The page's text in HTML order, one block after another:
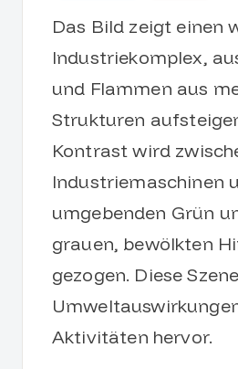
Das Bild zeigt einen
Industriekomplex,
und Flammen aus
Strukturen
Kontrast wird
Industriemaschinen
umgebenden Grün
grauen, bewölkten
gezogen. Diese
Aktivitäten hervor.